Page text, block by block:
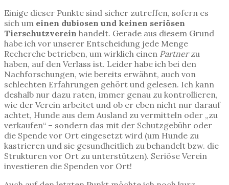
Einige dieser Punkte sind sicher zutreffen, sofern es
sich um einen dubiosen und keinen seriösen
Tierschutzverein handelt. Gerade aus diesem Grund
habe ich vor unserer Entscheidung jede Menge
Recherche betrieben, um wirklich einen Partnerzu
haben, auf den Verlass ist. Leider habe ich bei den
Nachforschungen, wie bereits erwähnt, auch von
schlechten Erfahrungen gehört und gelesen. Ich kann
deshalb nur dazu raten, immer genau zu kontrollieren,
wie der Verein arbeitet und ob er eben nicht nur darauf
achtet, Hunde aus dem Ausland zu vermitteln oder „zu
verkaufen“ – sondern das mit der Schutzgebühr oder
die Spende vor Ort eingesetzt wird (um Hunde zu
kastrieren und sie gesundheitlich zu behandelt bzw. die
Strukturen vor Ort zu unterstützen). Seriöse Verein
investieren die Spenden vor Ort!